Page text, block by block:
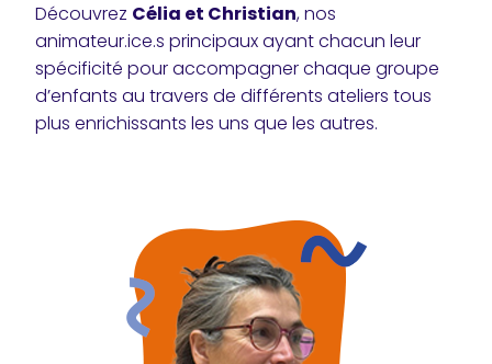
Découvrez Célia et Christian, nos
animateur.ice.s principaux ayant chacun leur
spécificité pour accompagner chaque groupe
d’enfants au travers de différents ateliers tous
plus enrichissants les uns que les autres.